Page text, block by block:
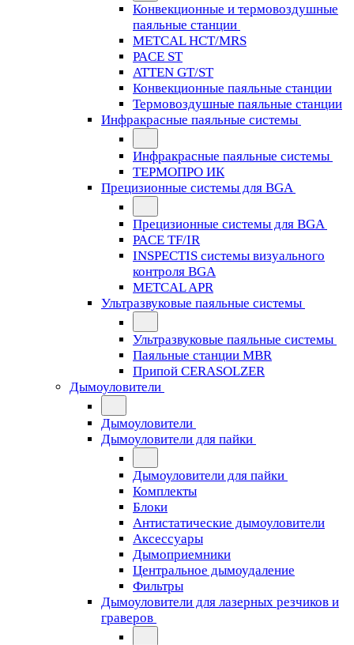
Конвекционные и термовоздушные
паяльные станции
METCAL HCT/MRS
PACE ST
ATTEN GT/ST
Конвекционные паяльные станции
Термовоздушные паяльные станции
Инфракрасные паяльные системы
Инфракрасные паяльные системы
ТЕРМОПРО ИК
Прецизионные системы для BGA
Прецизионные системы для BGA
PACE TF/IR
INSPECTIS системы визуального
контроля BGA
METCAL APR
Ультразвуковые паяльные системы
Ультразвуковые паяльные системы
Паяльные станции MBR
Припой CERASOLZER
Дымоуловители
Дымоуловители
Дымоуловители для пайки
Дымоуловители для пайки
Комплекты
Блоки
Антистатические дымоуловители
Аксессуары
Дымоприемники
Центральное дымоудаление
Фильтры
Дымоуловители для лазерных резчиков и
граверов